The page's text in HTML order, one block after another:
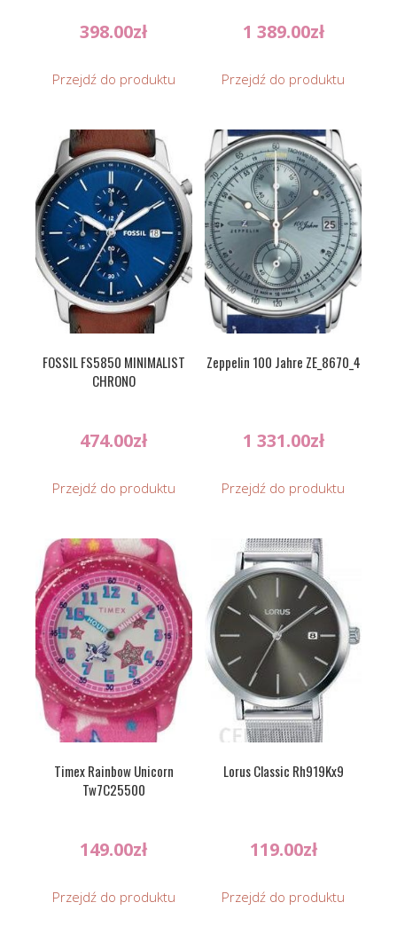
398.00zł
Przejdź do produktu
1 389.00zł
Przejdź do produktu
FOSSIL FS5850 MINIMALIST
CHRONO
474.00zł
Przejdź do produktu
Zeppelin 100 Jahre ZE_8670_4
1 331.00zł
Przejdź do produktu
Timex Rainbow Unicorn
Tw7C25500
149.00zł
Przejdź do produktu
Lorus Classic Rh919Kx9
119.00zł
Przejdź do produktu